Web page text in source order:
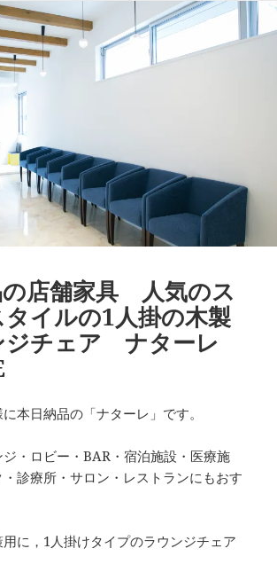
の店舗家具 人気のス
イルの1人掛の木製
ジチェア ナターレ
本日納品の「ナターレ」です。
・ロビー・BAR・宿泊施設・医療施
診療所・サロン・レストランにもおす
に，1人掛けタイプのラウンジチェア